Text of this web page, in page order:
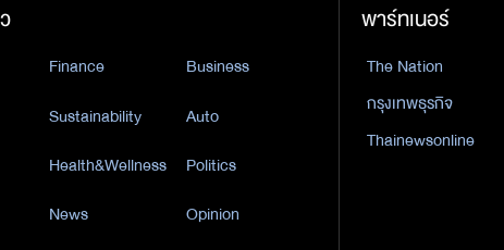
Finance
Business
Sustainability
Auto
Health&Wellness
Politics
News
Opinion
พาร์ทเนอร์
The Nation
กรุงเทพธุรกิจ
Thainewsonline